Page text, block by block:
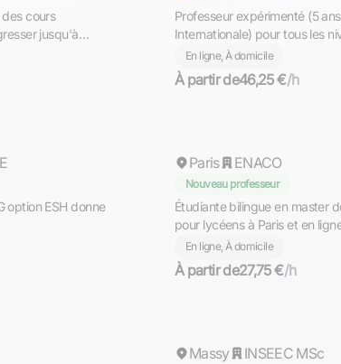
cours
jusqu'à
Professeur expérimenté (5
Internationale) pour tous les niveaux donne des cours à Paris
et en ligne
En ligne, À domicile
À partir de46,25 €/h
option ESH donne
Répond rapidement
Paris ENACO
Nouveau professeur
Étudiante bilingue en master
pour lycéens à Paris et en
En ligne, À domicile
À partir de27,75 €/h
Répond rapidement
Massy
INSEEC MSc